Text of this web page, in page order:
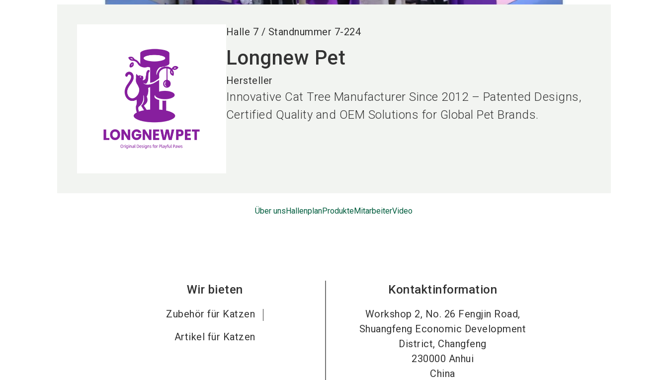
Halle 7 / Standnummer 7-224
Longnew Pet
Hersteller
Innovative Cat Tree Manufacturer Since 2012 – Patented Designs,
Certified Quality and OEM Solutions for Global Pet Brands.
Über unsHallenplanProdukteMitarbeiterVideo
Wir bieten
Zubehör für Katzen
Artikel für Katzen
Kontaktinformation
Workshop 2, No. 26 Fengjin Road,
Shuangfeng Economic Development
District, Changfeng
230000 Anhui
China